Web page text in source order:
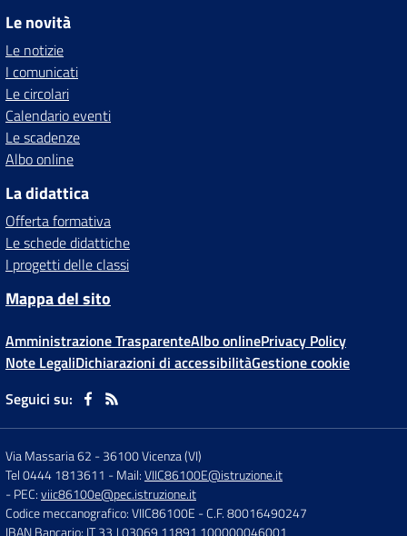
Le novità
Le notizie
I comunicati
Le circolari
Calendario eventi
Le scadenze
Albo online
La didattica
Offerta formativa
Le schede didattiche
I progetti delle classi
Mappa del sito
Amministrazione TrasparenteAlbo onlinePrivacy Policy
Note LegaliDichiarazioni di accessibilitàGestione cookie
Seguici su:
Via Massaria 62 -36100 Vicenza (VI)
Tel 0444 1813611 - Mail:VIIC86100E@istruzione.it
- PEC:viic86100e@pec.istruzione.it
Codice meccanografico: VIIC86100E - C.F. 80016490247
IBAN Bancario: IT 33 J 03069 11891 100000046001